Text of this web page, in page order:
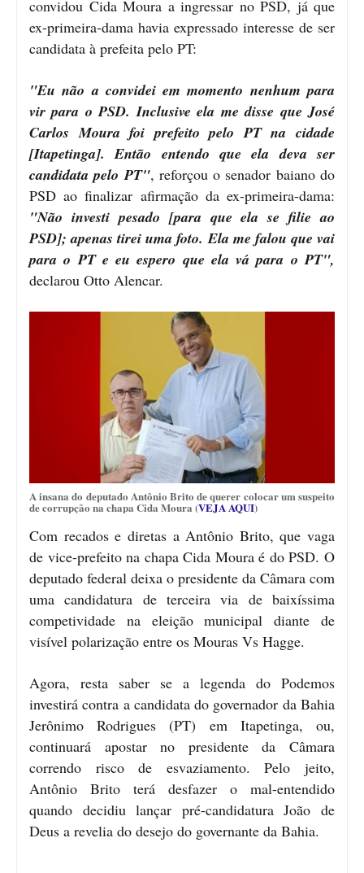
convidou Cida Moura a ingressar no PSD, já que
ex-primeira-dama havia expressado interesse de ser
candidata à prefeita pelo PT:
"Eu não a convidei em momento nenhum para
vir para o PSD. Inclusive ela me disse que José
Carlos Moura foi prefeito pelo PT na cidade
[Itapetinga]. Então entendo que ela deva ser
candidata pelo PT", reforçou o senador baiano do
PSD ao finalizar afirmação da ex-primeira-dama:
"Não investi pesado [para que ela se filie ao
PSD]; apenas tirei uma foto. Ela me falou que vai
para o PT e eu espero que ela vá para o PT",
declarou Otto Alencar.
A insana do deputado Antônio Brito de querer colocar um suspeito
de corrupção na chapa Cida Moura (VEJA AQUI)
Com recados e diretas a Antônio Brito, que vaga
de vice-prefeito na chapa Cida Moura é do PSD. O
deputado federal deixa o presidente da Câmara com
uma candidatura de terceira via de baixíssima
competividade na eleição municipal diante de
visível polarização entre os Mouras Vs Hagge.
Agora, resta saber se a legenda do Podemos
investirá contra a candidata do governador da Bahia
Jerônimo Rodrigues (PT) em Itapetinga, ou,
continuará apostar no presidente da Câmara
correndo risco de esvaziamento. Pelo jeito,
Antônio Brito terá desfazer o mal-entendido
quando decidiu lançar pré-candidatura João de
Deus a revelia do desejo do governante da Bahia.